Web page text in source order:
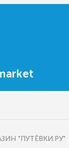
"ПУТЁВКИ.РУ"